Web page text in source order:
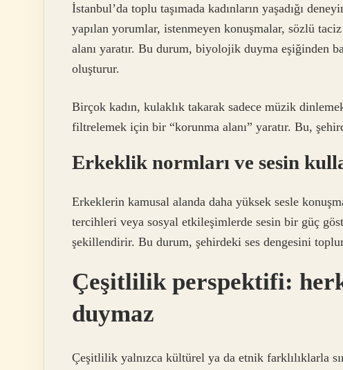
İstanbul’da toplu taşımada kadınların yaşadığı
yapılan yorumlar, istenmeyen konuşmalar, sözlü
alanı yaratır. Bu durum, biyolojik duyma eşiğinden
oluşturur.
Birçok kadın, kulaklık takarak sadece müzik
filtrelemek için bir “korunma alanı” yaratır. Bu,
Erkeklik normları ve sesin
Erkeklerin kamusal alanda daha yüksek sesle
tercihleri veya sosyal etkileşimlerde sesin bir güç
şekillendirir. Bu durum, şehirdeki ses dengesini
Çeşitlilik perspektifi:
duymaz
Çeşitlilik yalnızca kültürel ya da etnik farklılıklarla